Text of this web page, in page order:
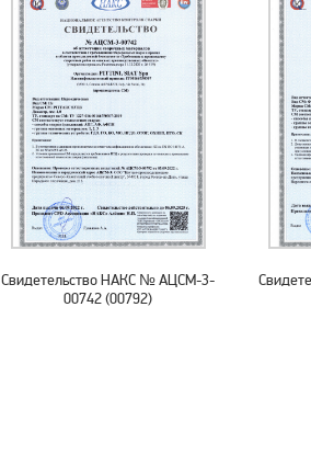
Свидетельство НАКС № АЦСМ-3-
00742 (00792)